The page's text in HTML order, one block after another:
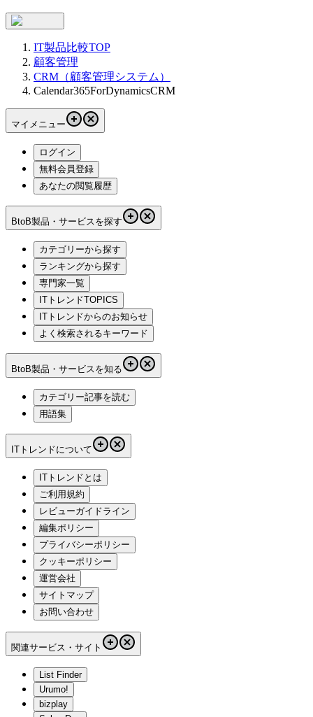
IT製品比較TOP
顧客管理
CRM（顧客管理システム）
Calendar365ForDynamicsCRM
マイメニュー
ログイン
無料会員登録
あなたの閲覧履歴
BtoB製品・サービスを探す
カテゴリーから探す
ランキングから探す
専門家一覧
ITトレンドTOPICS
ITトレンドからのお知らせ
よく検索されるキーワード
BtoB製品・サービスを知る
カテゴリー記事を読む
用語集
ITトレンドについて
ITトレンドとは
ご利用規約
レビューガイドライン
編集ポリシー
プライバシーポリシー
クッキーポリシー
運営会社
サイトマップ
お問い合わせ
関連サービス・サイト
List Finder
Urumo!
bizplay